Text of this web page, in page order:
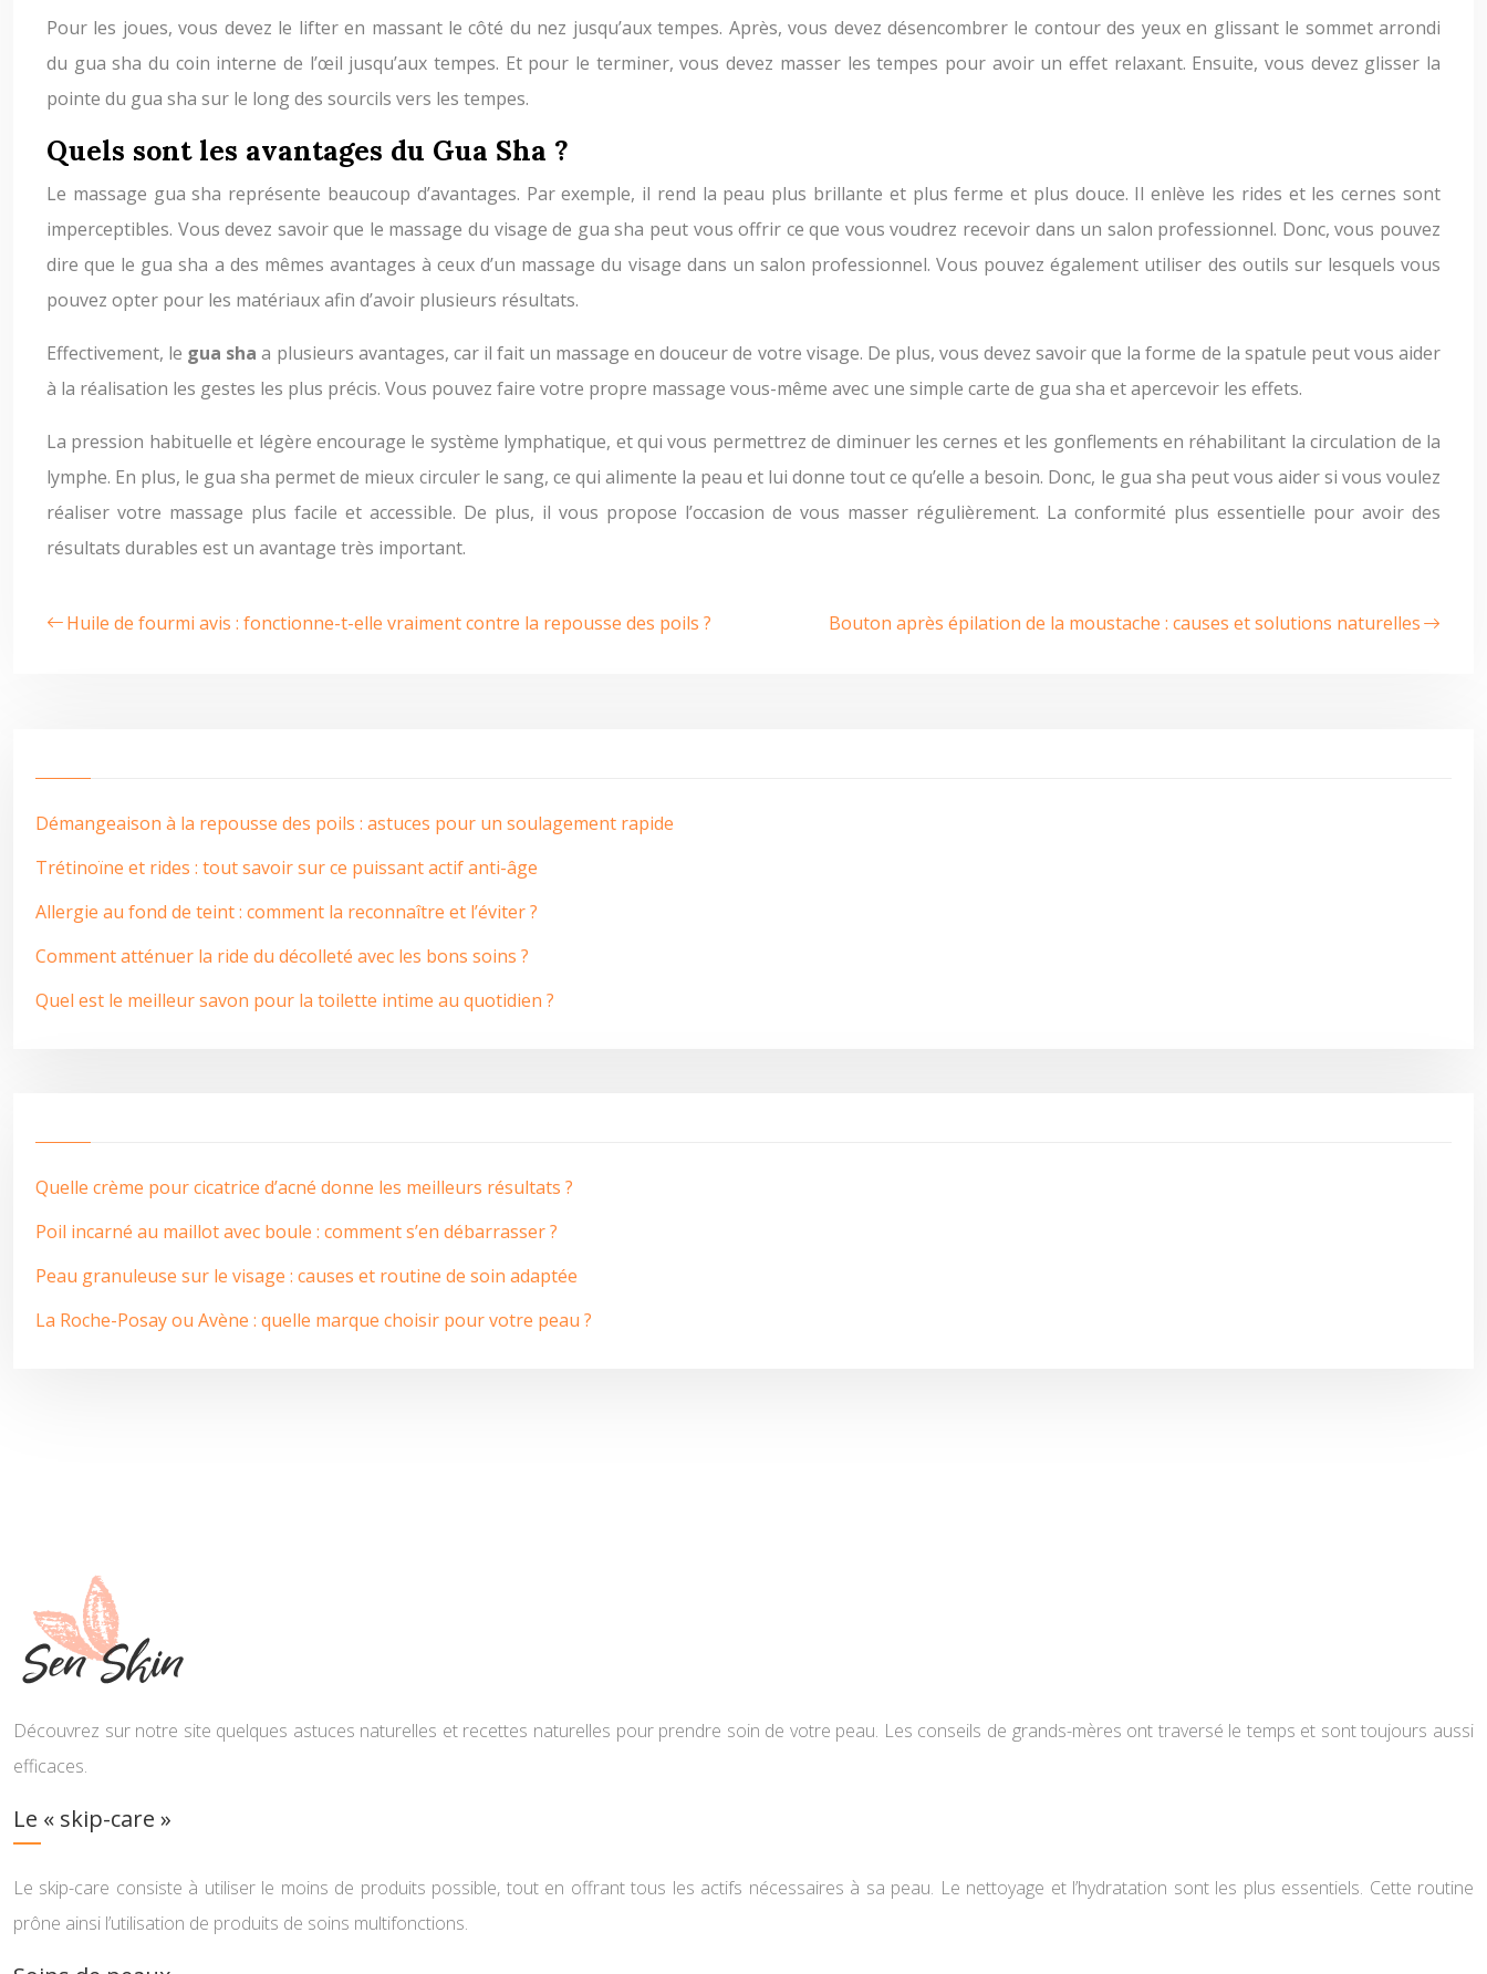
Pour les joues, vous devez le lifter en massant le côté du nez jusqu’aux tempes. Après, vous devez désencombrer le contour des yeux en glissant le sommet arrondi
du gua sha du coin interne de l’œil jusqu’aux tempes. Et pour le terminer, vous devez masser les tempes pour avoir un effet relaxant. Ensuite, vous devez glisser la
pointe du gua sha sur le long des sourcils vers les tempes.
Quels sont les avantages du Gua Sha ?
Le massage gua sha représente beaucoup d’avantages. Par exemple, il rend la peau plus brillante et plus ferme et plus douce. Il enlève les rides et les cernes sont
imperceptibles. Vous devez savoir que le massage du visage de gua sha peut vous offrir ce que vous voudrez recevoir dans un salon professionnel. Donc, vous pouvez
dire que le gua sha a des mêmes avantages à ceux d’un massage du visage dans un salon professionnel. Vous pouvez également utiliser des outils sur lesquels vous
pouvez opter pour les matériaux afin d’avoir plusieurs résultats.
Effectivement, le gua sha a plusieurs avantages, car il fait un massage en douceur de votre visage. De plus, vous devez savoir que la forme de la spatule peut vous aider
à la réalisation les gestes les plus précis. Vous pouvez faire votre propre massage vous-même avec une simple carte de gua sha et apercevoir les effets.
La pression habituelle et légère encourage le système lymphatique, et qui vous permettrez de diminuer les cernes et les gonflements en réhabilitant la circulation de la
lymphe. En plus, le gua sha permet de mieux circuler le sang, ce qui alimente la peau et lui donne tout ce qu’elle a besoin. Donc, le gua sha peut vous aider si vous voulez
réaliser votre massage plus facile et accessible. De plus, il vous propose l’occasion de vous masser régulièrement. La conformité plus essentielle pour avoir des
résultats durables est un avantage très important.
Huile de fourmi avis : fonctionne-t-elle vraiment contre la repousse des poils ? Bouton après épilation de la moustache : causes et solutions naturelles
Démangeaison à la repousse des poils : astuces pour un soulagement rapide
Trétinoïne et rides : tout savoir sur ce puissant actif anti-âge
Allergie au fond de teint : comment la reconnaître et l’éviter ?
Comment atténuer la ride du décolleté avec les bons soins ?
Quel est le meilleur savon pour la toilette intime au quotidien ?
Quelle crème pour cicatrice d’acné donne les meilleurs résultats ?
Poil incarné au maillot avec boule : comment s’en débarrasser ?
Peau granuleuse sur le visage : causes et routine de soin adaptée
La Roche-Posay ou Avène : quelle marque choisir pour votre peau ?
Découvrez sur notre site quelques astuces naturelles et recettes naturelles pour prendre soin de votre peau. Les conseils de grands-mères ont traversé le temps et sont toujours aussi
efficaces.
Le « skip-care »
Le skip-care consiste à utiliser le moins de produits possible, tout en offrant tous les actifs nécessaires à sa peau. Le nettoyage et l’hydratation sont les plus essentiels. Cette routine
prône ainsi l’utilisation de produits de soins multifonctions.